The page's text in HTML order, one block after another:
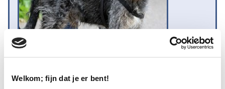
Welkom; fijn dat je er bent!